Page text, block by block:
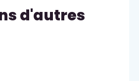
d'autres